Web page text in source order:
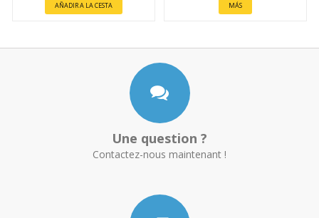
AÑADIR A LA CESTA MÁS
Une question ?
Contactez-nous maintenant !